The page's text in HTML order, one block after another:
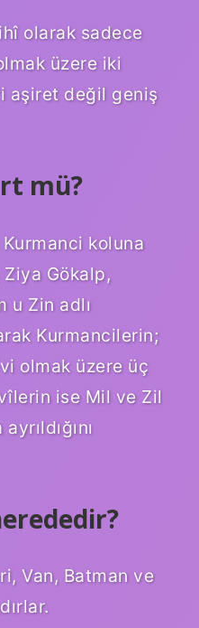
olarak sadece
üzere iki
aşiret değil geniş
mü?
koluna
Gökalp,
u Zin adlı
Kurmancilerin;
olmak üzere üç
ise Mil ve Zil
Van, Batman ve